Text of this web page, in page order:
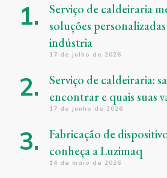
Serviço de caldeiraria
soluções
indústria
17 de julho de 2026
Serviço de caldeiraria:
encontrar e quais suas
17 de junho de 2026
Fabricação de
conheça a Luzimaq
14 de maio de 2026